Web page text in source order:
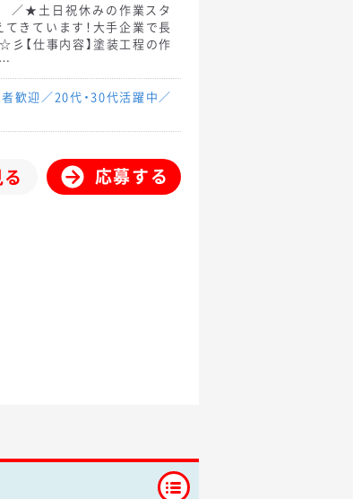
／★土日祝休みの作業スタ
きています！大手企業で長
【仕事内容】塗装工程の作
歓迎／20代・30代活躍中／
応募する